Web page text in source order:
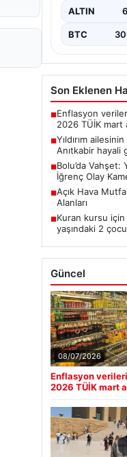
ALTIN
BTC
Son Eklenen
■Enflasyon
2026 TÜİK mart
■Yıldırım
Anıtkabir hayali
■Bolu’da Vahşet:
İğrenç Olay
■Açık Hava
Alanları
■Kuran kursu için
yaşındaki 2
Güncel
08/07/2026
Enflasyon
2026 TÜİK mart